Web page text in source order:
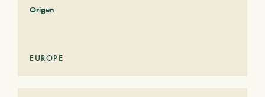
Origen
EUROPE